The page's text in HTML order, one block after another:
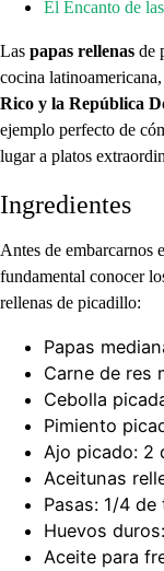
El Encanto de
Las papas rellenas de
cocina
Rico y la República
ejemplo perfecto de
lugar a platos
Ingredientes
Antes de embarcarnos
fundamental conocer
rellenas de picadillo:
Papas
Carne de res
Cebolla
Pimiento
Ajo picado: 2
Aceitunas
Pasas: 1/4 de
Huevos
Aceite para